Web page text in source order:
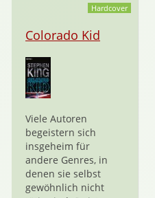
Hardcover
Colorado Kid
Viele Autoren
begeistern sich
insgeheim für
andere Genres, in
denen sie selbst
gewöhnlich nicht